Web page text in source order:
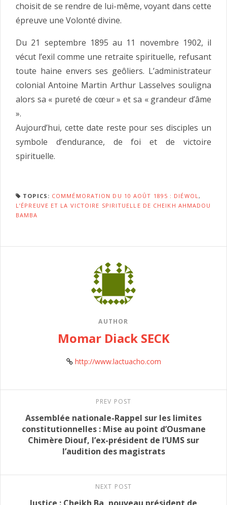
choisit de se rendre de lui-même, voyant dans cette
épreuve une Volonté divine.
Du 21 septembre 1895 au 11 novembre 1902, il
vécut l’exil comme une retraite spirituelle, refusant
toute haine envers ses geôliers. L’administrateur
colonial Antoine Martin Arthur Lasselves souligna
alors sa « pureté de cœur » et sa « grandeur d’âme
».
Aujourd’hui, cette date reste pour ses disciples un
symbole d’endurance, de foi et de victoire
spirituelle.
TOPICS: COMMÉMORATION DU 10 AOÛT 1895 : DIÉWOL,
L’ÉPREUVE ET LA VICTOIRE SPIRITUELLE DE CHEIKH AHMADOU
BAMBA
AUTHOR
Momar Diack SECK
http://www.lactuacho.com
PREV POST
Assemblée nationale-Rappel sur les limites
constitutionnelles : Mise au point d’Ousmane
Chimère Diouf, l’ex-président de l’UMS sur
l’audition des magistrats
NEXT POST